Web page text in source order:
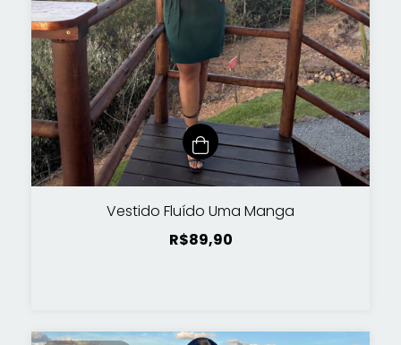
Vestido Fluído Uma Manga
R$89,90